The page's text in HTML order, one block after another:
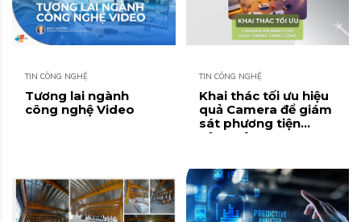
TIN CÔNG NGHỆ
Tương lai ngành
công nghệ Video
TIN CÔNG NGHỆ
Khai thác tối ưu hiệu
quả Camera để giám
sát phương tiện
công cộng